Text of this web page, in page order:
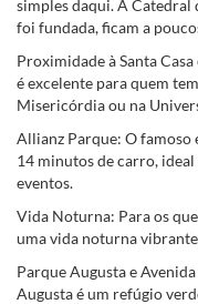
simples daqui. A Catedral
foi fundada, ficam a
Proximidade à Santa
é excelente para quem
Misericórdia ou na
Allianz Parque: O famoso
14 minutos de carro, ideal
eventos.
Vida Noturna: Para os
uma vida noturna
Parque Augusta e
Augusta é um refúgio